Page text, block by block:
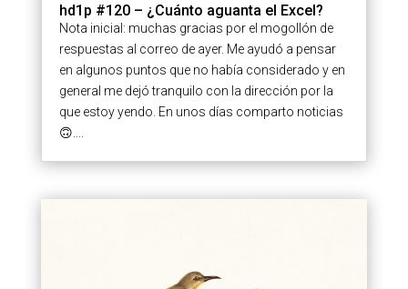
hd1p #120 – ¿Cuánto aguanta el Excel?
Nota inicial: muchas gracias por el mogollón de
respuestas al correo de ayer. Me ayudó a pensar
en algunos puntos que no había considerado y en
general me dejó tranquilo con la dirección por la
que estoy yendo. En unos días comparto noticias
🙃....